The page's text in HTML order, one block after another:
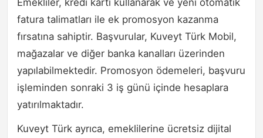
Emekliler, kredi kartı kullanarak ve yeni otomatik
fatura talimatları ile ek promosyon kazanma
fırsatına sahiptir. Başvurular, Kuveyt Türk Mobil,
mağazalar ve diğer banka kanalları üzerinden
yapılabilmektedir. Promosyon ödemeleri, başvuru
işleminden sonraki 3 iş günü içinde hesaplara
yatırılmaktadır.
Kuveyt Türk ayrıca, emeklilerine ücretsiz dijital